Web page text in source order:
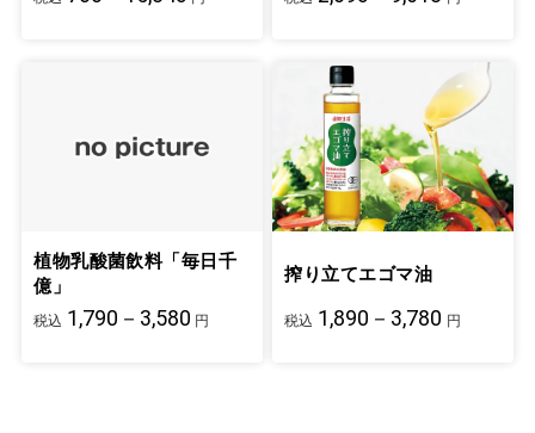
植物乳酸菌飲料「毎日千
億」
税込 1,790－3,580 円
搾り立てエゴマ油
税込 1,890－3,780 円